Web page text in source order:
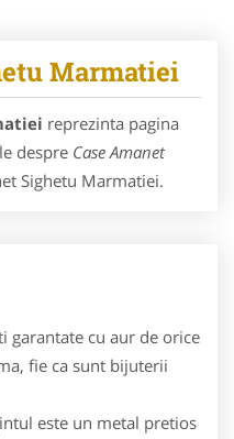
Marmatiei
reprezinta pagina
despre Case Amanet
Sighetu Marmatiei.
cu aur de orice
fie ca sunt bijuterii
este un metal pretios